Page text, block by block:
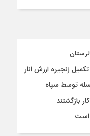
زنجیره ارزش انار
است